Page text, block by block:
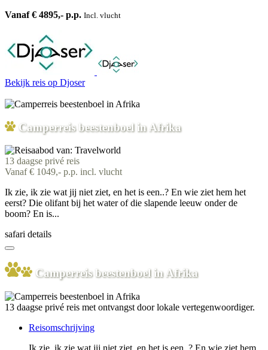
Vanaf € 4895,- p.p. Incl. vlucht
Bekijk reis op Djoser
Camperreis beestenboel in Afrika
13 daagse privé reis
Vanaf € 1049,- p.p. incl. vlucht
Ik zie, ik zie wat jij niet ziet, en het is een..? En wie ziet hem het
eerst? Die olifant bij het water of die slapende leeuw onder de
boom? En is...
safari details
Camperreis beestenboel in Afrika
13 daagse privé reis met ontvangst door lokale vertegenwoordiger.
Reisomschrijving
Ik zie, ik zie wat jij niet ziet, en het is een..? En wie ziet hem